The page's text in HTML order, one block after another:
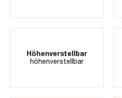
Höhenverstellbar
höhenverstellbar